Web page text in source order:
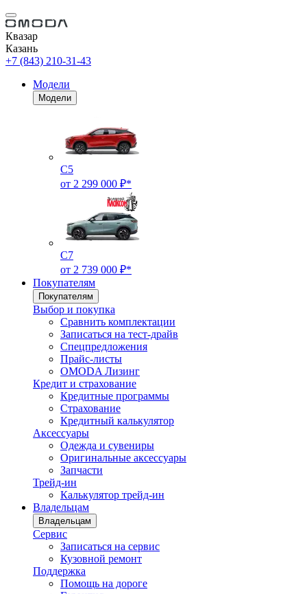
Квазар
Казань
+7 (843) 210-31-43
Модели
Модели
C5
от 2 299 000 ₽*
C7
от 2 739 000 ₽*
Покупателям
Покупателям
Выбор и покупка
Сравнить комплектации
Записаться на тест-драйв
Cпецпредложения
Прайс-листы
OMODA Лизинг
Кредит и страхование
Кредитные программы
Страхование
Кредитный калькулятор
Аксессуары
Одежда и сувениры
Оригинальные аксессуары
Запчасти
Трейд-ин
Калькулятор трейд-ин
Владельцам
Владельцам
Сервис
Записаться на сервис
Кузовной ремонт
Поддержка
Помощь на дороге